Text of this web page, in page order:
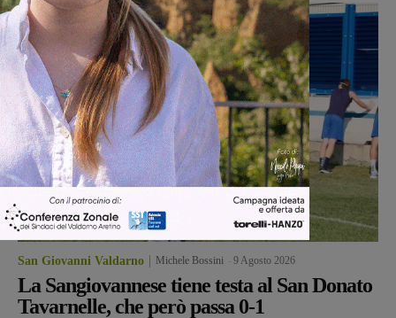
San Giovanni Valdarno Michele Bossini 9 Agosto 2026
La Sangiovannese tiene testa al San Donato
Tavarnelle, che però passa 0-1